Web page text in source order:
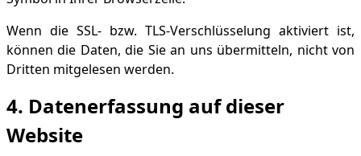
Wenn die SSL- bzw. TLS-Verschlüsselung aktiviert ist,
können die Daten, die Sie an uns übermitteln, nicht von
Dritten mitgelesen werden.
4. Datenerfassung auf dieser
Website